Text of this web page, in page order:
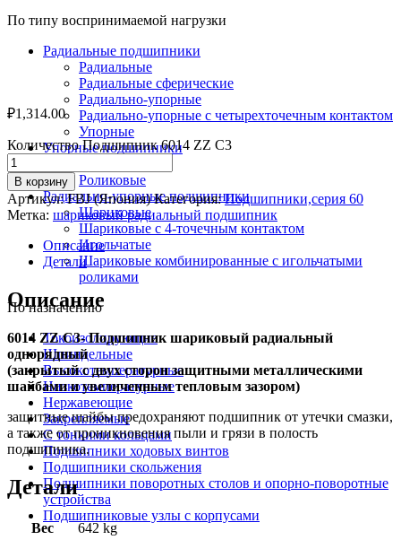
По типу воспринимаемой нагрузки
Радиальные подшипники
Радиальные
Радиальные сферические
Радиально-упорные
Радиально-упорные с четырехточечным контактом
Упорные
Упорные подшипники
Роликовые
Радиально-упорные подшипники
Шариковые
Шариковые с 4-точечным контактом
Игольчатые
Шариковые комбинированные с игольчатыми
роликами
По назначению
Токоизолирующие
Шпиндельные
Высокотемпературные
Низкотемпературные
Нержавеющие
Закрепляемые
С тонкими кольцами
Подшипники ходовых винтов
Подшипники скольжения
Подшипники поворотных столов и опорно-поворотные
устройства
Подшипниковые узлы с корпусами
₽1,314.00
Количество Подшипник 6014 ZZ C3
В корзину
Артикул:FBJ (Япония) Категория:Подшипники,серия 60
Метка: шариковый радиальный подшипник
Описание
Детали
Описание
6014 ZZ C3- Подшипник шариковый радиальный
однорядный
(закрытый с двух сторон защитными металлическими
шайбами и увеличенным тепловым зазором)
защитные шайбы предохраняют подшипник от утечки смазки,
а также от проникновения пыли и грязи в полость
подшипника.
Детали
Вес
642 kg